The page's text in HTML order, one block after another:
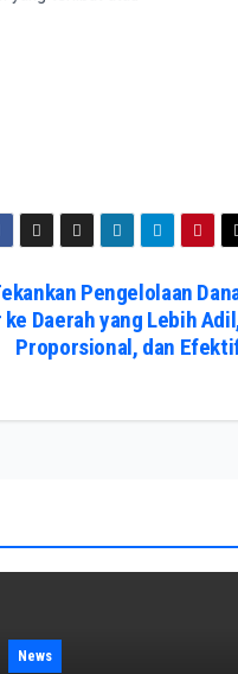
Pengelolaan
Daerah yang Lebih
Proporsional, dan
News